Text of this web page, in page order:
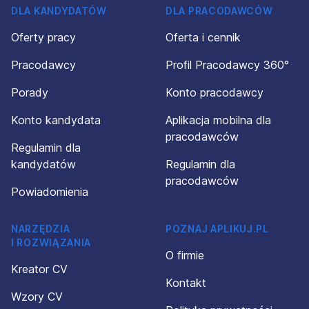
DLA KANDYDATÓW
Oferty pracy
Pracodawcy
Porady
Konto kandydata
Regulamin dla
kandydatów
Powiadomienia
DLA PRACODAWCÓW
Oferta i cennik
Profil Pracodawcy 360°
Konto pracodawcy
Aplikacja mobilna dla
pracodawców
Regulamin dla
pracodawców
NARZĘDZIA
I ROZWIĄZANIA
Kreator CV
Wzory CV
POZNAJ APLIKUJ.PL
O firmie
Kontakt